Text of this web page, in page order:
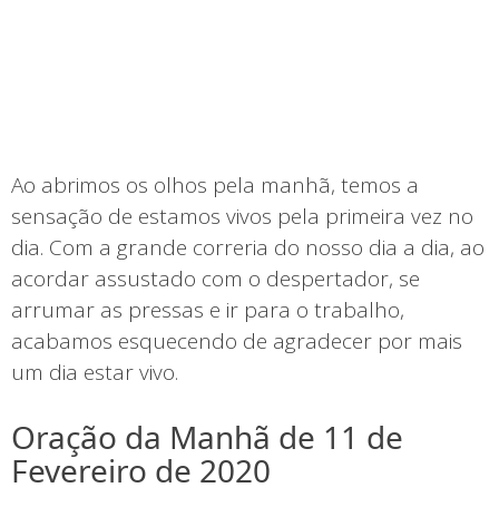
Ao abrimos os olhos pela manhã, temos a
sensação de estamos vivos pela primeira vez no
dia. Com a grande correria do nosso dia a dia, ao
acordar assustado com o despertador, se
arrumar as pressas e ir para o trabalho,
acabamos esquecendo de agradecer por mais
um dia estar vivo.
Oração da Manhã de 11 de
Fevereiro de 2020